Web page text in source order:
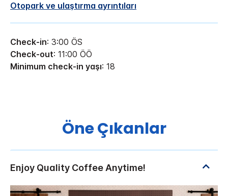
Otopark ve ulaştırma ayrıntıları
Check-in: 3:00 ÖS
Check-out: 11:00 ÖÖ
Minimum check-in yaşı: 18
Öne Çıkanlar